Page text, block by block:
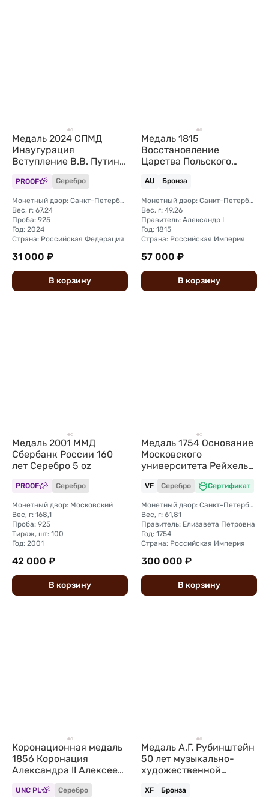
Медаль 2024 СПМД
Инаугурация
Вступление В.В. Путина
в должность
президента России
Москва Кремль 7 мая
(без футляра)
PROOF Серебро
Монетный двор: Санкт-Петербургский (СПМД)
Вес, г: 67,24
Проба: 925
Год: 2024
Страна: Российская Федерация
31 000 ₽
В корзину
Медаль 1815
Восстановление
Царства Польского
AU Бронза
Монетный двор: Санкт-Петербургский
Вес, г: 49.26
Правитель: Александр I
Год: 1815
Страна: Российская Империя
57 000 ₽
В корзину
Медаль 2001 ММД
Сбербанк России 160
лет Серебро 5 oz
PROOF Серебро
Монетный двор: Московский
Вес, г: 168,1
Проба: 925
Тираж, шт: 100
Год: 2001
42 000 ₽
В корзину
Медаль 1754 Основание
Московского
университета Рейхель
серебро
VF Серебро Сертификат
Монетный двор: Санкт-Петербургский
Вес, г: 61,81
Правитель: Елизавета Петровна
Год: 1754
Страна: Российская Империя
300 000 ₽
В корзину
Коронационная медаль
1856 Коронация
Александра II Алексеев
/ Ганнеман 51 мм
серебро
UNC PL Серебро
Медаль А.Г. Рубинштейн
50 лет музыкально-
художественной
XF Бронза